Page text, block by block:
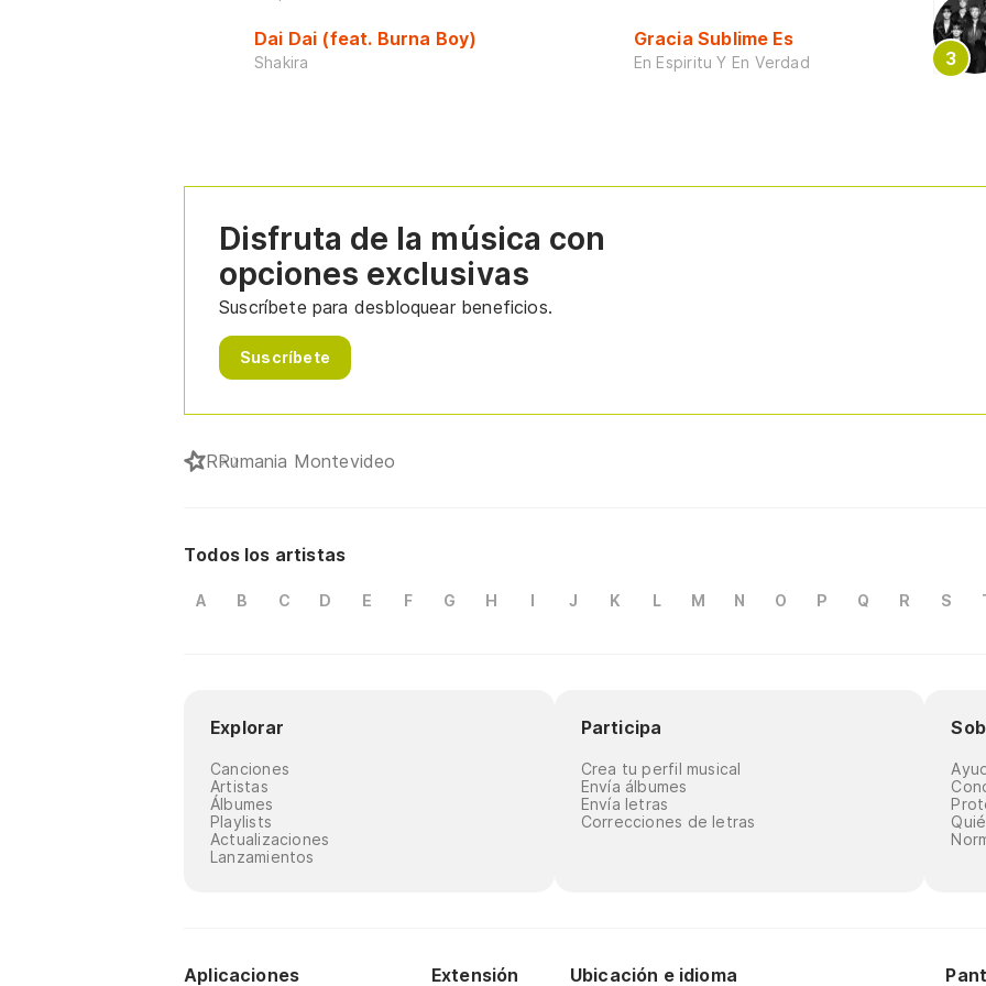
Dai Dai (feat. Burna Boy)
Shakira
Gracia Sublime Es
En Espiritu Y En Verdad
Disfruta de la música con
opciones exclusivas
Suscríbete para desbloquear beneficios.
Suscríbete
RRumania Montevideo
Todos los artistas
A B C D E F G H I J K L M N O P Q R S
Explorar
Canciones
Artistas
Álbumes
Playlists
Actualizaciones
Lanzamientos
Participa
Crea tu perfil musical
Envía álbumes
Envía letras
Correcciones de letras
Aplicaciones Extensión Ubicación e idioma